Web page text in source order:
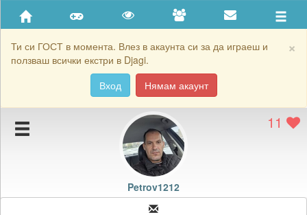
×
Ти си ГОСТ в момента. Влез в акаунта си за да играеш и
ползваш всички екстри в Djagi.
Вход
Нямам акаунт
Приятели
Хронология на игри
Подаръците на Petrov1212
Картичките на Petrov1212
11
Petrov1212